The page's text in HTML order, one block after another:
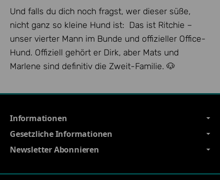
Und falls du dich noch fragst, wer dieser süße,
nicht ganz so kleine Hund ist: Das ist Ritchie –
unser vierter Mann im Bunde und offizieller Office-
Hund. Offiziell gehört er Dirk, aber Mats und
Marlene sind definitiv die Zweit-Familie. 🐶
Informationen
Gesetzliche Informationen
Newsletter Abonnieren